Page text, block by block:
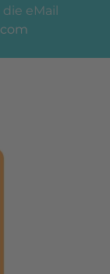
eMail